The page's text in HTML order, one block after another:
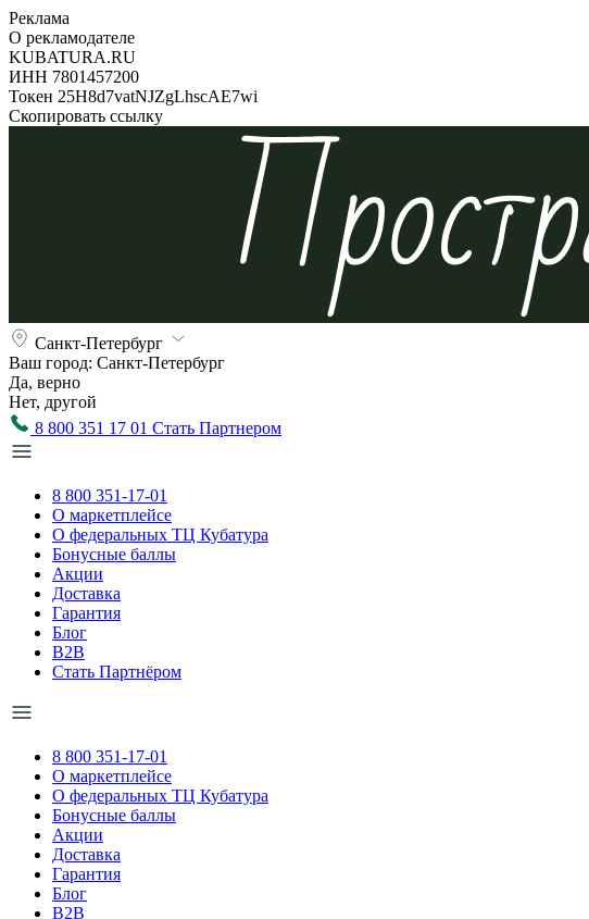
Реклама
О рекламодателе
KUBATURA.RU
ИНН 7801457200
Токен 25H8d7vatNJZgLhscAE7wi
Скопировать ссылку
Санкт-Петербург
Ваш город: Санкт-Петербург
Да, верно
Нет, другой
8 800 351 17 01 Стать Партнером
8 800 351-17-01
О маркетплейсе
О федеральных ТЦ Кубатура
Бонусные баллы
Акции
Доставка
Гарантия
Блог
B2B
Стать Партнёром
8 800 351-17-01
О маркетплейсе
О федеральных ТЦ Кубатура
Бонусные баллы
Акции
Доставка
Гарантия
Блог
B2B